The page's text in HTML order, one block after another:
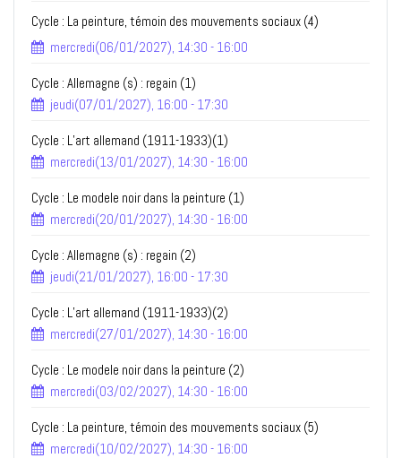
Cycle : La peinture, témoin des mouvements sociaux (4)
mercredi(06/01/2027), 14:30 - 16:00
Cycle : Allemagne (s) : regain (1)
jeudi(07/01/2027), 16:00 - 17:30
Cycle : L’art allemand (1911-1933)(1)
mercredi(13/01/2027), 14:30 - 16:00
Cycle : Le modele noir dans la peinture (1)
mercredi(20/01/2027), 14:30 - 16:00
Cycle : Allemagne (s) : regain (2)
jeudi(21/01/2027), 16:00 - 17:30
Cycle : L’art allemand (1911-1933)(2)
mercredi(27/01/2027), 14:30 - 16:00
Cycle : Le modele noir dans la peinture (2)
mercredi(03/02/2027), 14:30 - 16:00
Cycle : La peinture, témoin des mouvements sociaux (5)
mercredi(10/02/2027), 14:30 - 16:00